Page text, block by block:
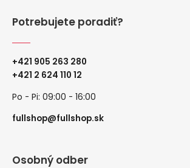
Potrebujete poradiť?
+421 905 263 280
+421 2 624 110 12
Po - Pi: 09:00 - 16:00
fullshop@fullshop.sk
Osobný odber